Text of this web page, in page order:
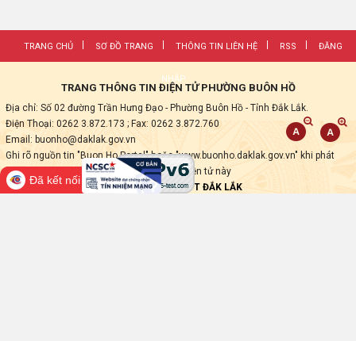
TRANG CHỦ SƠ ĐỒ TRANG THÔNG TIN LIÊN HỆ RSS ĐĂNG
NHẬP
TRANG THÔNG TIN ĐIỆN TỬ PHƯỜNG BUÔN HỒ
Địa chỉ: Số 02 đường Trần Hưng Đạo - Phường Buôn Hồ - Tỉnh Đắk Lắk.
Điện Thoại: 0262 3.872.173 ; Fax: 0262 3.872.760
Email: buonho@daklak.gov.vn
Ghi rõ nguồn tin "Buon Ho Portal" hoặc "www.buonho.daklak.gov.vn" khi phát
hành lại các thông tin từ Trang thông tin điện tử này
Thực hiện bởiVNPT ĐẮK LẮK
Đã kết nối EMC